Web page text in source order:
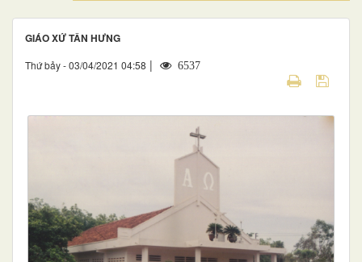
GIÁO XỨ TÂN HƯNG
Thứ bảy - 03/04/2021 04:58 | 6537